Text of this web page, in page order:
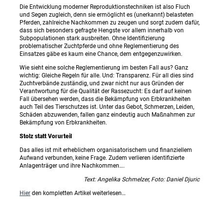
Die Entwicklung moderner Reproduktionstechniken ist also Fluch
und Segen zugleich, denn sie ermöglicht es (unerkannt) belasteten
Pferden, zahlreiche Nachkommen zu zeugen und sorgt zudem dafür,
dass sich besonders gefragte Hengste vor allem innerhalb von
Subpopulationen stark ausbreiten. Ohne Identifizierung
problematischer Zuchtpferde und ohne Reglementierung des
Einsatzes gäbe es kaum eine Chance, dem entgegenzuwirken.
Wie sieht eine solche Reglementierung im besten Fall aus? Ganz
wichtig: Gleiche Regeln für alle. Und: Transparenz. Für all dies sind
Zuchtverbände zuständig, und zwar nicht nur aus Gründen der
Verantwortung für die Qualität der Rassezucht: Es darf auf keinen
Fall übersehen werden, dass die Bekämpfung von Erbkrankheiten
auch Teil des Tierschutzes ist. Unter das Gebot, Schmerzen, Leiden,
Schäden abzuwenden, fallen ganz eindeutig auch Maßnahmen zur
Bekämpfung von Erbkrankheiten.
Stolz statt Vorurteil
Das alles ist mit erheblichem organisatorischem und finanziellem
Aufwand verbunden, keine Frage. Zudem verlieren identifizierte
Anlagenträger und ihre Nachkommen….
Text: Angelika Schmelzer, Foto: Daniel Djuric
Hier den kompletten Artikel weiterlesen…